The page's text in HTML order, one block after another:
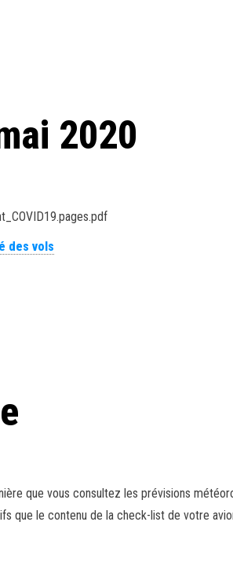
2020
des vols
que vous consultez les prévisions
que le contenu de la check-list de votre